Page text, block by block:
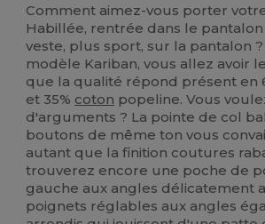
Comment aimez-vous porter
Habillée, rentrée dans le
veste, plus sport, sur la pantalon ?
modèle Kariban, vous allez avoir
que la qualité répond présent en
et 35% coton popeline. Vous
d'arguments ? La pointe de col
boutons de même ton vous
autant que la finition coutures
trouverez encore une poche de
gauche aux angles délicatement
poignets réglables aux angles